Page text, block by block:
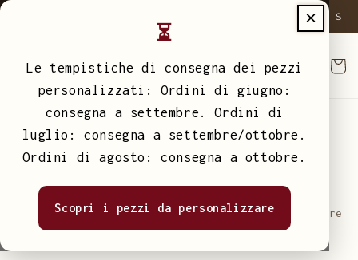
Vai
Ciotole per Animali
Ordinato a
Ordinato a LUGLIO→ consegna settembre / ottobre
Ordinato adAGOSTO→ consegna ottobre
×
⏳
Le tempistiche di consegna dei pezzi
personalizzati: Ordini di giugno:
consegna a settembre. Ordini di
luglio: consegna a settembre/ottobre.
Ordini di agosto: consegna a ottobre.
Scopri i pezzi da personalizzare